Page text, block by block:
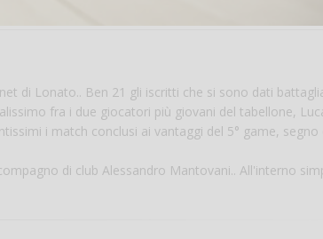
di Lonato.. Ben 21 gli iscritti che si sono dati
fra i due giocatori più giovani del tabellone,
i match conclusi ai vantaggi del 5° game, segno
di club Alessandro Mantovani.. All'interno